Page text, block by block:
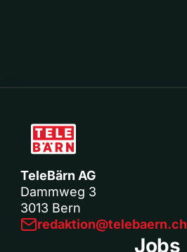
TeleBärn AG
Dammweg 3
3013 Bern
redaktion@telebaern.ch
Jobs